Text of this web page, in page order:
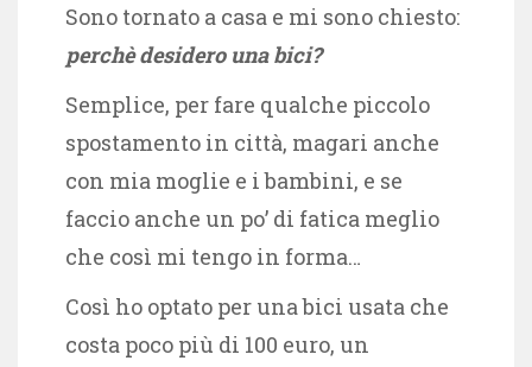
Sono tornato a casa e mi sono chiesto:
perchè desidero una bici?
Semplice, per fare qualche piccolo
spostamento in città, magari anche
con mia moglie e i bambini, e se
faccio anche un po’ di fatica meglio
che così mi tengo in forma…
Così ho optato per una bici usata che
costa poco più di 100 euro, un